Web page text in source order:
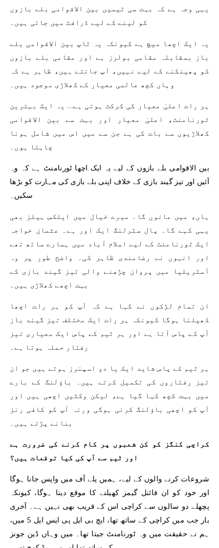
یہی وجہ ہے کہ بہت سی ٹیمیں بین الاقوامی بلے بازوں
کو لینے کے لیے ڈرافٹ میں جاتی ہیں۔
یہ ایک اچھا میچ ہے کیونکہ یہ ٹاپ بین الاقوامی بلے
باز بمقابلہ مقامی بولرز ہے اور مقامی بلے بازوں
کو پھینکنے کے لیے نہیں، آپ جانتے ہیں، ظاہر ہے کہ
وہاں کچھ عالمی معیار کے کھلاڑی موجود ہیں۔
ہر رات اعلیٰ معیار کی کرکٹ ہوتی ہے… یہ ایک بہترین
ٹورنامنٹ، اعلیٰ معیار اور بہت سے بین الاقوامی
کھلاڑیوں سے بات کی ہے جن سے میں اس میں شامل ہونا
چاہتا ہوں۔
بین الاقوامی بلے بازوں کے لیے یہ ایک اچھا ٹورنامنٹ ہے کہ وہ
آئیں اور تیز گیند بازی کے خلاف اپنی بلے بازی کی مہارت کو بڑھا
سکیں۔
ہاں، میں مانوں گا۔ میرے خیال میں ایلکس ہیلز بھی
یہی کہے گا۔ پال سٹرلنگ ایک اور ہے۔ عثمان خواجہ
ایک ٹورنامنٹ کے لیے اسلام آباد میں ہمارے ساتھ تھے
اور انہوں نے رضامندی ظاہر کی۔ واضح طور پر وہ
آسٹریلیا میں پروان چڑھنے والی تیز گیند بازی کے
بہت اچھے کھلاڑی ہیں۔
ان تمام لڑکوں نے کہا ہے کہ آپ کو ہر رات اچھا
کھیلنا ہوگا کیونکہ ہر رات ایک مختلف تیز گیند باز
آپ کے پاس آتا ہے اور ہر ٹیم کے پاس ایک معیاری تیز
رفتار حملہ ہوتا ہے۔
ہر ٹیم کے پاس شاید ایک یا دو اسپنرز ہوتے ہیں جو ان
تیز رفتاروں کی تکمیل کرتے ہیں۔ باؤلنگ کے بارے
میں بہت کچھ کہا گیا ہے، لیکن وکٹیں اچھی ہیں اور
آپ کو اچھی باؤلنگ کرنی ہوگی ورنہ آپ کو کافی رنز
بنانے پڑتے ہیں۔
کراچی کنگز کو کن شعبوں پر کام کرنے کی ضرورت ہے
اور ٹیم سے آپ کی کیا توقعات ہیں؟
شروعات کرنے والوں کے لیے، ہمیں پلے آف میں واپس جانا ہوگا
اور خود کو ان فائنل گیمز کھیلنے کا موقع دینا ہوگا، کیونکہ
پچھلے دو سالوں سے کراچی اس کے قریب بھی نہیں ہے۔ آخری
بار جب میں کراچی کے ساتھ تھا، ایچ بی ایل پی ایس ایل 5 میں،
ہم نے حقیقت میں وہ ٹورنامنٹ جیتا تھا۔ میں وہاں ڈین جونز